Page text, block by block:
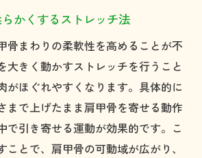
かくするストレッチ法
骨まわりの柔軟性を高めることが不
大きく動かすストレッチを行うこと
がほぐれやすくなります。具体的に
まで上げたまま肩甲骨を寄せる動作
で引き寄せる運動が効果的です。こ
ことで、肩甲骨の可動域が広がり、